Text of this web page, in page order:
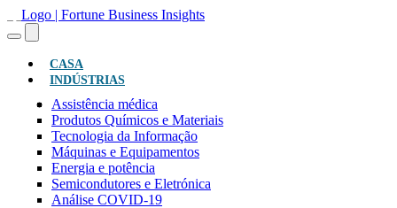
CASA
INDÚSTRIAS
Assistência médica
Produtos Químicos e Materiais
Tecnologia da Informação
Máquinas e Equipamentos
Energia e potência
Semicondutores e Eletrónica
Análise COVID-19